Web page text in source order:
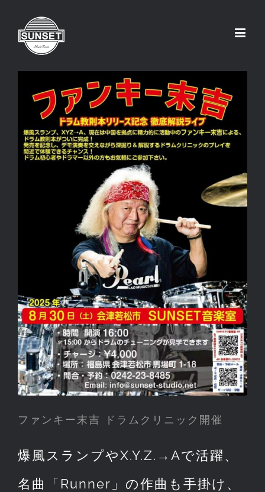
ファンキー末吉 ドラムクリニック開
催
ファンキー末吉 ドラムクリニック開催
爆風スランプやX.Y.Z.→Aで活躍、
名曲「Runner」の作曲も手掛け、